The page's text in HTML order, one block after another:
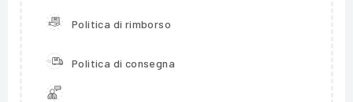
Politica di rimborso
Politica di consegna